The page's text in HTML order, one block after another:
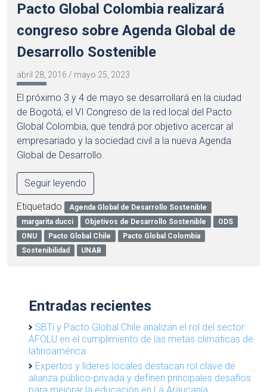
Pacto Global Colombia realizará
congreso sobre Agenda Global de
Desarrollo Sostenible
abril 28, 2016 / mayo 25, 2023
El próximo 3 y 4 de mayo se desarrollará en la ciudad
de Bogotá, el VI Congreso de la red local del Pacto
Global Colombia, que tendrá por objetivo acercar al
empresariado y la sociedad civil a la nueva Agenda
Global de Desarrollo.
Seguir leyendo
Etiquetado
Agenda Global de Desarrollo Sostenible
margarita ducci
Objetivos de Desarrollo Sostenible
ODS
ONU
Pacto Global Chile
Pacto Global Colombia
Sostenibilidad
UNAB
Entradas recientes
SBTi y Pacto Global Chile analizan el rol del sector
AFOLU en el cumplimiento de las metas climáticas de
latinoamérica
Expertos y líderes locales destacan rol clave de
alianza público-privada y definen principales desafíos